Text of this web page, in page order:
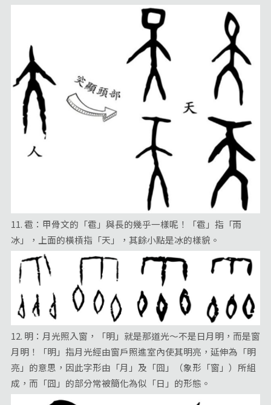
11. 雹：甲骨文的「雹」與長的幾乎一樣呢！「雹」指「雨
冰」，上面的橫槓指「天」，其餘小點是冰的樣貌。
12. 明：月光照入窗，「明」就是那道光～不是日月明，而是窗
月明！「明」指月光經由窗戶照進室內使其明亮，延伸為「明
亮」的意思，因此字形由「月」及「囧」（象形「窗」）所組
成，而「囧」的部分常被簡化為似「日」的形態。